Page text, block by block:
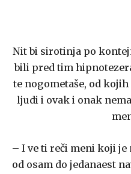
Nit bi sirotinja po
bili pred tim
te nogometaše, od
ljudi i ovak i onak
– I ve ti reči meni koji je
od osam do jedanaest